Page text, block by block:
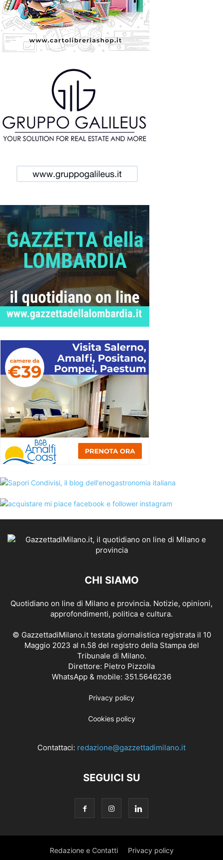
CHI SIAMO
Quotidiano on line di Milano e provincia. Notizie, opinioni,
approfondimenti, politica e cultura.
© GazzettadiMilano.it testata giornalistica registrata il 10
Maggio 2023 al n.58 del registro della Stampa del
Tribunale di Milano.
Direttore: Pietro Pizzolla
WhatsApp & mobile: 351.5646236
Privacy policy
Cookies policy
Contattaci: redazione@gazzettadimilano.it
SEGUICI SU
Redazione e Contatti Privacy policy